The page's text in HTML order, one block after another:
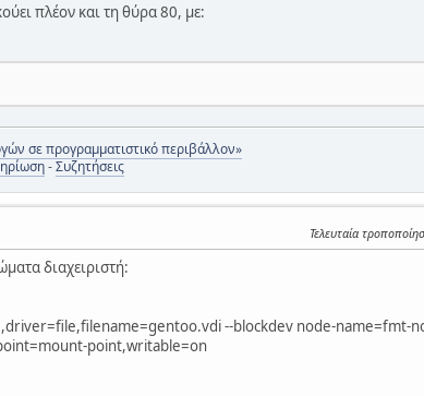
πλέον και τη θύρα 80, με:
σε προγραμματιστικό περιβάλλον»
-Συζητήσεις
Τελευταία
διαχειριστή:
--blockdev node-name=fmt-
point,writable=on